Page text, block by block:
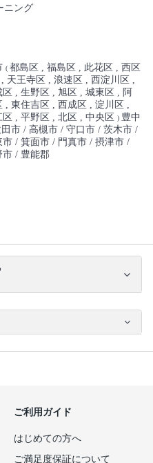
ニング
(都島区 福島区 此花区
西区
天王寺区 浪速区
西淀川区
区 生野区 旭区 城東区
阿
東住吉区 西成区
淀川区
区 平野区 北区 中央区) 豊中
田市 高槻市 守口市 茨木市
市 箕面市 門真市 摂津市
市 豊能郡
ご利用ガイド
はじめての方へ
ご満足度保証について